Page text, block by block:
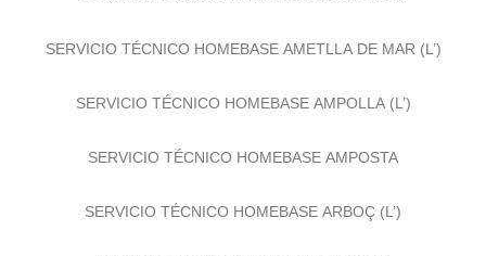
SERVICIO TÉCNICO HOMEBASE AMETLLA DE MAR (L’)
SERVICIO TÉCNICO HOMEBASE AMPOLLA (L’)
SERVICIO TÉCNICO HOMEBASE AMPOSTA
SERVICIO TÉCNICO HOMEBASE ARBOÇ (L’)